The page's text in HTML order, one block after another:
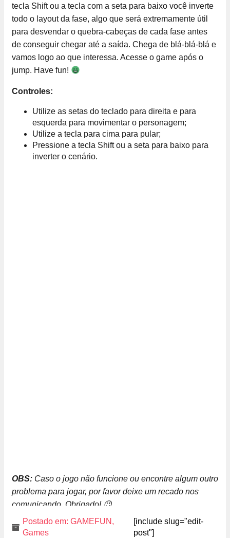
tecla Shift ou a tecla com a seta para baixo você inverte
todo o layout da fase, algo que será extremamente útil
para desvendar o quebra-cabeças de cada fase antes
de conseguir chegar até a saída. Chega de blá-blá-blá e
vamos logo ao que interessa. Acesse o game após o
jump. Have fun!
Controles:
Utilize as setas do teclado para direita e para
esquerda para movimentar o personagem;
Utilize a tecla para cima para pular;
Pressione a tecla Shift ou a seta para baixo para
inverter o cenário.
OBS: Caso o jogo não funcione ou encontre algum outro
problema para jogar, por favor deixe um recado nos
comunicando. Obrigado! 😉
Postado em: GAMEFUN ,
Games
[include slug="edit-
post"]